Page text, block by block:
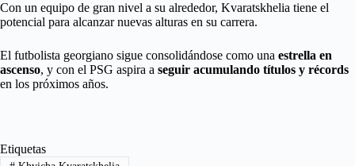
Con un equipo de gran nivel a su alrededor, Kvaratskhelia tiene el
potencial para alcanzar nuevas alturas en su carrera.
El futbolista georgiano sigue consolidándose como una estrella en
ascenso, y con el PSG aspira a seguir acumulando títulos y récords
en los próximos años.
Etiquetas